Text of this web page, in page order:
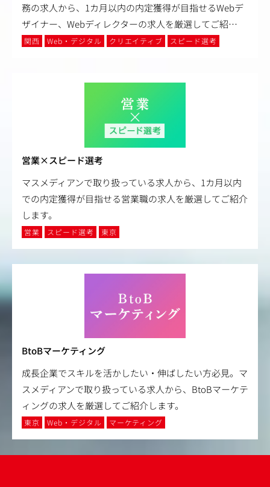
務の求人から、1カ月以内の内定獲得が目指せるWebデ
ザイナー、Webディレクターの求人を厳選してご紹…
関西 Web・デジタル クリエイティブ スピード選考
営業×スピード選考
マスメディアンで取り扱っている求人から、1カ月以内
での内定獲得が目指せる営業職の求人を厳選してご紹介
します。
営業 スピード選考 東京
BtoBマーケティング
成長企業でスキルを活かしたい・伸ばしたい方必見。マ
スメディアンで取り扱っている求人から、BtoBマーケテ
ィングの求人を厳選してご紹介します。
東京 Web・デジタル マーケティング